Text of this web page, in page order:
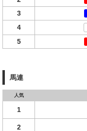
3
4
5
馬連
人気
1
2